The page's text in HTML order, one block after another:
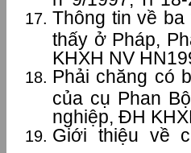
Thông tin về
thấy ở Pháp,
KHXH NV
Phải chăng có
của cụ Phan
nghiệp, ĐH
Giới thiệu về